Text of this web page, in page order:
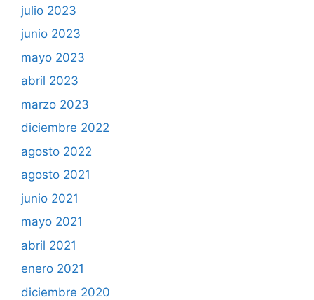
julio 2023
junio 2023
mayo 2023
abril 2023
marzo 2023
diciembre 2022
agosto 2022
agosto 2021
junio 2021
mayo 2021
abril 2021
enero 2021
diciembre 2020